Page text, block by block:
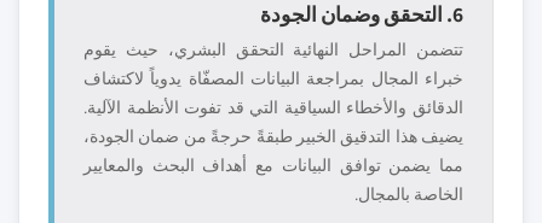
6. التحقق وضمان الجودة
تتضمن المراحل النهائية التحقق البشري، حيث يقوم
خبراء المجال بمراجعة البيانات المصفّاة يدوياً لاكتشاف
الدقائق والأخطاء السياقية التي قد تفوت الأنظمة الآلية.
يضيف هذا التدقيق الخبير طبقةً حرجةً من ضمان الجودة،
مما يضمن توافق البيانات مع أهداف البحث والمعايير
الخاصة بالمجال.